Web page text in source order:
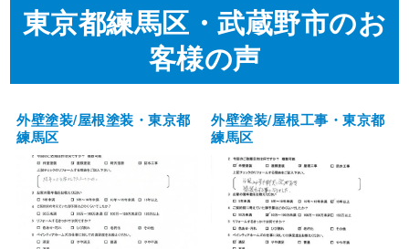
東京都練馬区・武蔵野市のお
客様の声
外壁塗装/屋根塗装・東京都
練馬区
外壁塗装/屋根工事・東京都
練馬区